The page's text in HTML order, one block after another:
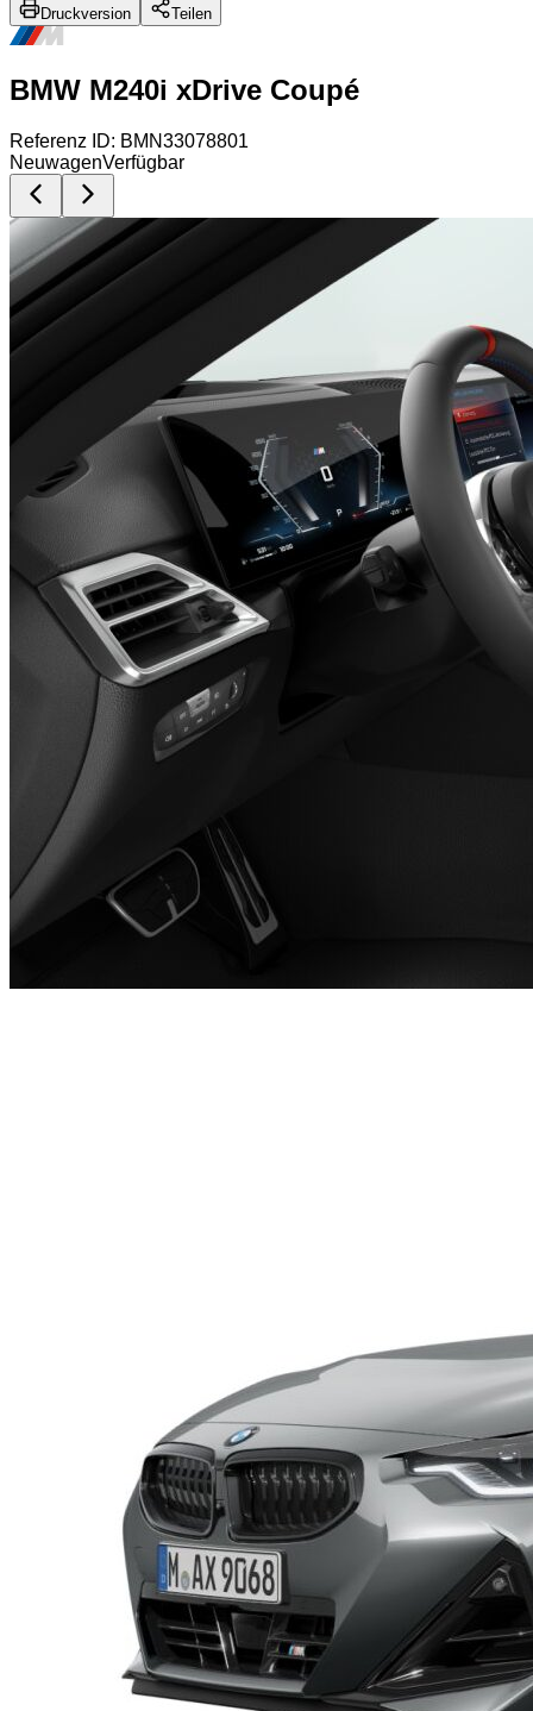
Druckversion Teilen
BMW M240i xDrive Coupé
Referenz ID: BMN33078801
NeuwagenVerfügbar